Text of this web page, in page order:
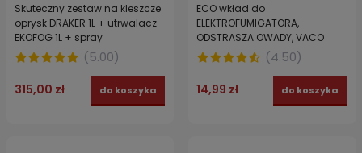
Skuteczny zestaw na kleszcze
oprysk DRAKER 1L + utrwalacz
EKOFOG 1L + spray
odstraszacz TROPICAL 15 %
DEET + maseczka FFP2
(5.00)
315,00 zł do koszyka
ECO wkład do
ELEKTROFUMIGATORA,
ODSTRASZA OWADY, VACO
citronella 45 ml(4.50)
14,99 zł do koszyka